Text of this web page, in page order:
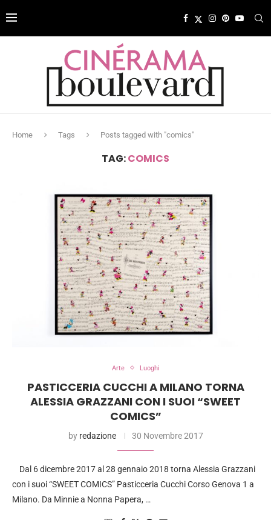
Home Tags Posts tagged with "comics"
TAG:COMICS
Arte Luoghi
PASTICCERIA CUCCHI A MILANO TORNA
ALESSIA GRAZZANI CON I SUOI “SWEET
COMICS”
by redazione 30 Novembre 2017
Dal 6 dicembre 2017 al 28 gennaio 2018 torna Alessia Grazzani
con i suoi “SWEET COMICS” Pasticceria Cucchi Corso Genova 1 a
Milano. Da Minnie a Nonna Papera, …